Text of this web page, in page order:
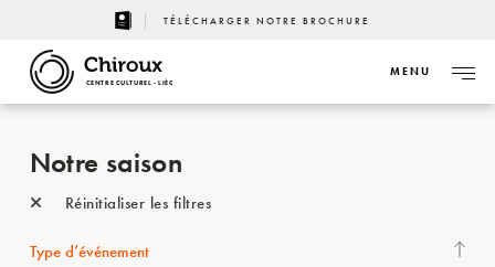
TÉLÉCHARGER NOTRE BROCHURE
CENTRE CULTUREL - LIÈGE
MENU
Notre saison
Réinitialiser les filtres
Type d’événement